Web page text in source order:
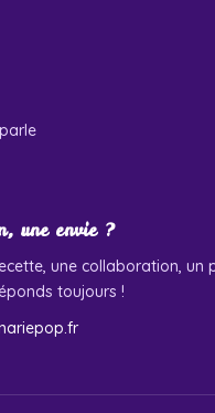
une envie ?
une collaboration, un
toujours !